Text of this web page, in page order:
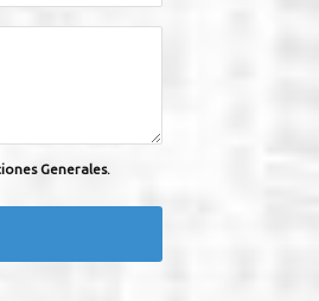
Generales.